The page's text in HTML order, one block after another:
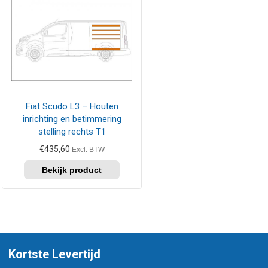
Fiat Scudo L3 – Houten
inrichting en betimmering
stelling rechts T1
€435,60 Excl. BTW
Kortste Levertijd